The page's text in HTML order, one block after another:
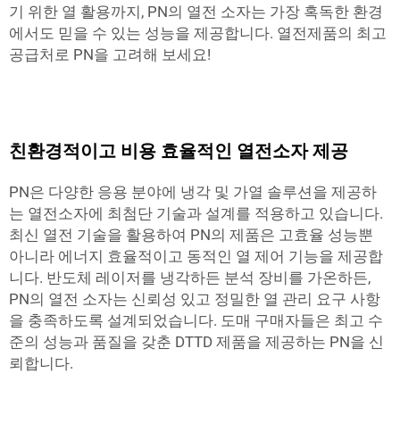
기 위한 열 활용까지, PN의 열전 소자는 가장 혹독한 환경
에서도 믿을 수 있는 성능을 제공합니다. 열전제품의 최고
공급처로 PN을 고려해 보세요!
친환경적이고 비용 효율적인 열전소자 제공
PN은 다양한 응용 분야에 냉각 및 가열 솔루션을 제공하
는 열전소자에 최첨단 기술과 설계를 적용하고 있습니다.
최신 열전 기술을 활용하여 PN의 제품은 고효율 성능뿐
아니라 에너지 효율적이고 동적인 열 제어 기능을 제공합
니다. 반도체 레이저를 냉각하든 분석 장비를 가온하든,
PN의 열전 소자는 신뢰성 있고 정밀한 열 관리 요구 사항
을 충족하도록 설계되었습니다. 도매 구매자들은 최고 수
준의 성능과 품질을 갖춘 DTTD 제품을 제공하는 PN을 신
뢰합니다.